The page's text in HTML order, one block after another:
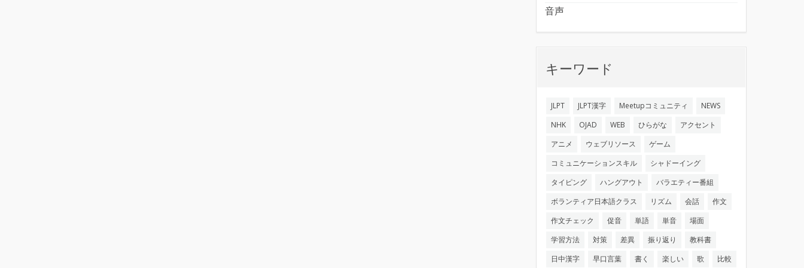
音声
キーワード
JLPT JLPT漢字 Meetupコミュニティ
NEWS
NHK
OJAD WEB ひらがな
アクセント
アニメ
ウェブリソース
ゲーム
コミュニケーションスキル
シャドーイング
タイピング
ハングアウト
バラエティー番組
ボランティア日本語クラス
リズム 会話
作文
作文チェック
促音 単語 単音
場面
学習方法
対策 差異 振り返り
教科書
日中漢字
早口言葉 書く 楽しい 歌 比較